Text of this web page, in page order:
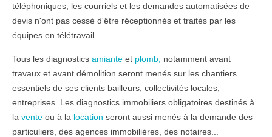
téléphoniques, les courriels et les demandes automatisées de
devis n'ont pas cessé d'être réceptionnés et traités par les
équipes en télétravail.
Tous les diagnostics amiante et plomb notamment avant
travaux et avant démolition seront menés sur les chantiers
essentiels de ses clients bailleurs, collectivités locales,
entreprises. Les diagnostics immobiliers obligatoires destinés à
la vente ou à la location seront aussi menés à la demande des
particuliers, des agences immobilières, des notaires...